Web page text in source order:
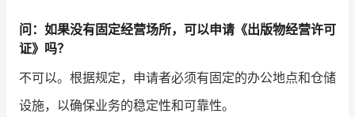
问：如果没有固定经营场所，可以申请《出版物经营许可
证》吗？
不可以。根据规定，申请者必须有固定的办公地点和仓储
设施，以确保业务的稳定性和可靠性。